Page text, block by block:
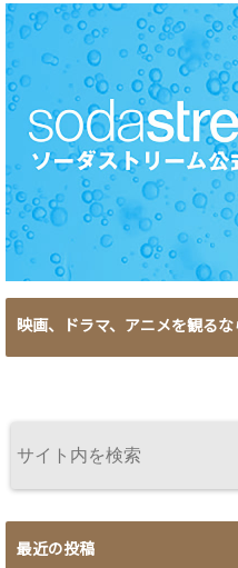
映画、ドラマ、アニメを観るな
最近の投稿